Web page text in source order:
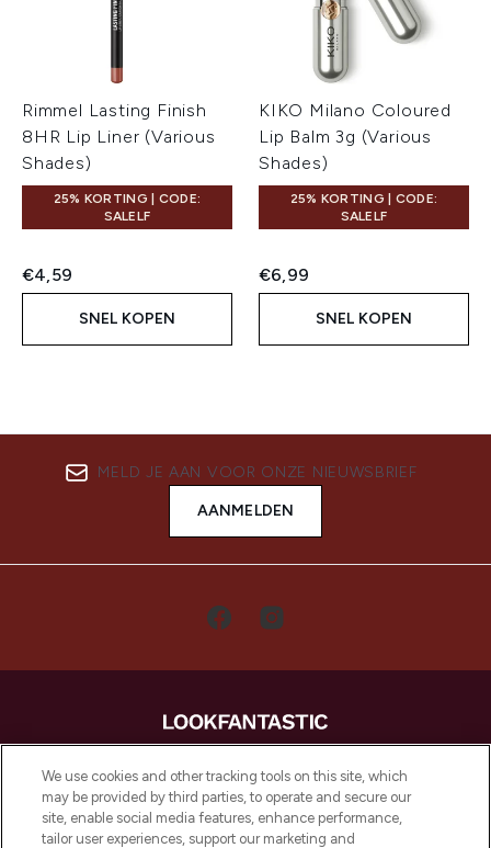
Rimmel Lasting Finish
8HR Lip Liner (Various
Shades)
25% KORTING | CODE:
SALELF
€4,59
SNEL KOPEN
KIKO Milano Coloured
Lip Balm 3g (Various
Shades)
25% KORTING | CODE:
SALELF
€6,99
SNEL KOPEN
MELD JE AAN VOOR ONZE NIEUWSBRIEF
AANMELDEN
LOOKFANTASTIC is de ultieme online
beautybestemming van Europa, met de
beste huidverzorging, haarproducten en
make-up van meer dan 200 topmerken.
We use cookies and other tracking tools on this site, which
may be provided by third parties, to operate and secure our
site, enable social media features, enhance performance,
tailor user experiences, support our marketing and